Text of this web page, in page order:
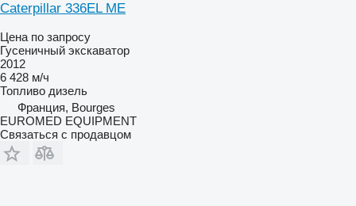
Caterpillar 336EL ME
Цена по запросу
Гусеничный экскаватор
2012
6 428 м/ч
Топливо дизель
Франция, Bourges
EUROMED EQUIPMENT
Связаться с продавцом